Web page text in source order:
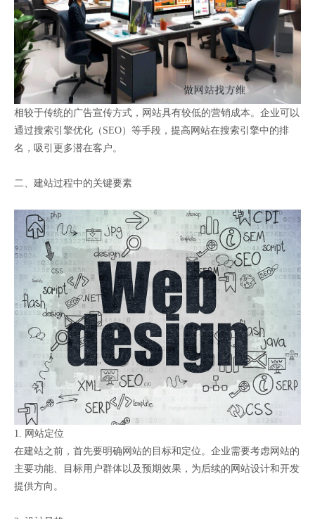
相较于传统的广告宣传方式，网站具有较低的营销成本。企业可以
通过搜索引擎优化（SEO）等手段，提高网站在搜索引擎中的排
名，吸引更多潜在客户。
二、建站过程中的关键要素
1. 网站定位
在建站之前，首先要明确网站的目标和定位。企业需要考虑网站的
主要功能、目标用户群体以及预期效果，为后续的网站设计和开发
提供方向。